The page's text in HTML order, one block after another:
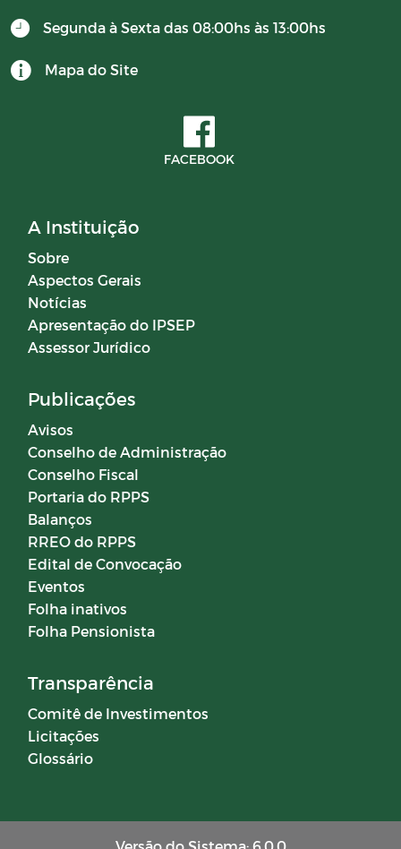
RESUMO GERAL DA PREVIDENCIA 2024
BALANCETES 2025
Horários Funcionários
COMITÊ DE INVESTIMENTOS
Segunda à Sexta das 08:00hs às 13:00hs
Mapa do Site
FACEBOOK
A Instituição
Sobre
Aspectos Gerais
Notícias
Apresentação do IPSEP
Assessor Jurídico
Publicações
Avisos
Conselho de Administração
Conselho Fiscal
Portaria do RPPS
Balanços
RREO do RPPS
Edital de Convocação
Eventos
Folha inativos
Folha Pensionista
Transparência
Comitê de Investimentos
Licitações
Glossário